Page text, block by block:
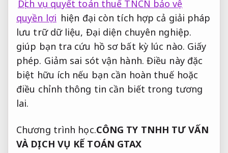
Dịch vụ quyết toán thuế TNCN bảo vệ
quyền lợi hiện đại còn tích hợp cả giải pháp
lưu trữ dữ liệu, Đại diện chuyên nghiệp.
giúp bạn tra cứu hồ sơ bất kỳ lúc nào. Giấy
phép. Giảm sai sót vận hành. Điều này đặc
biệt hữu ích nếu bạn cần hoàn thuế hoặc
điều chỉnh thông tin cần biết trong tương
lai.
Chương trình học.CÔNG TY TNHH TƯ VẤN
VÀ DỊCH VỤ KẾ TOÁN GTAX